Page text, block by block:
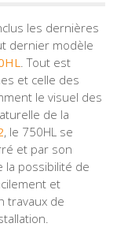
les dernières
dernier modèle
. Tout est
et celle des
le visuel des
de la
, le 750HL se
et par son
la possibilité de
et
travaux de